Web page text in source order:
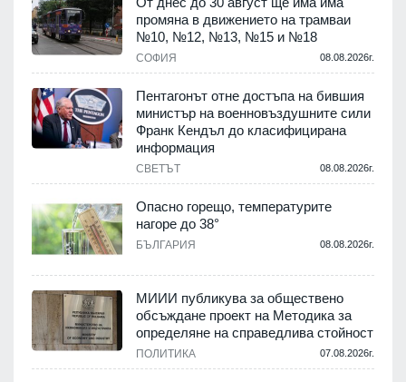
промяна в движението на трамваи
№10, №12, №13, №15 и №18
СОФИЯ 08.08.2026г.
Пентагонът отне достъпа на бившия
министър на военновъздушните сили
Франк Кендъл до класифицирана
информация
СВЕТЪТ 08.08.2026г.
Опасно горещо, температурите
нагоре до 38°
БЪЛГАРИЯ 08.08.2026г.
МИИИ публикува за обществено
обсъждане проект на Методика за
определяне на справедлива стойност
ПОЛИТИКА 07.08.2026г.